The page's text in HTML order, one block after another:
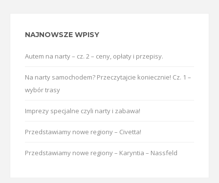
NAJNOWSZE WPISY
Autem na narty – cz. 2 – ceny, opłaty i przepisy.
Na narty samochodem? Przeczytajcie koniecznie! Cz. 1 –
wybór trasy
Imprezy specjalne czyli narty i zabawa!
Przedstawiamy nowe regiony – Civetta!
Przedstawiamy nowe regiony – Karyntia – Nassfeld